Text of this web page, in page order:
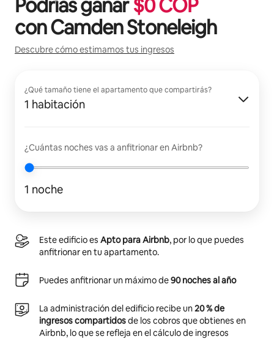
Podrías ganar$0COP
conCamden Stoneleigh
Descubre cómo estimamos tus ingresos
¿Qué tamaño tiene el apartamento que compartirás?
1 habitación
¿Cuántas noches vas a anfitrionar en Airbnb?
1 noche
Este edificio es Apto para Airbnb, por lo que puedes
anfitrionar en tu apartamento.
Puedes anfitrionar un máximo de90 noches al año
La administración del edificio recibe un20 % de
ingresos compartidosde los cobros que obtienes en
Airbnb, lo que se refleja en el cálculo de ingresos